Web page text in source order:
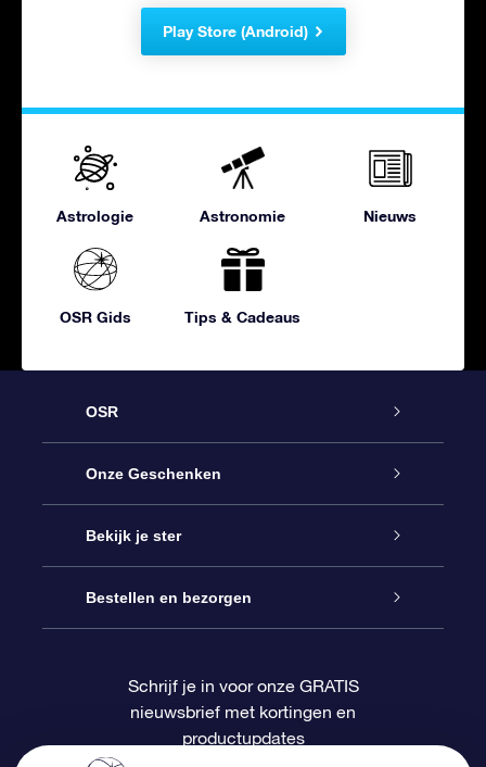
Play Store (Android)
Astrologie Astronomie Nieuws
OSR Gids Tips & Cadeaus
OSR
Service
Contact
Blog
OSR Recensies
Onze Geschenken
Online Star Gift
OSR Cadeaupakket
OSR Cadeaukaart
Bekijk je ster
Sterrenregister
Gepersonaliseerde sterrenpagina
Bestellen en bezorgen
Betalingsinformatie
Schrijf je in voor onze GRATIS
nieuwsbrief met kortingen en
productupdates